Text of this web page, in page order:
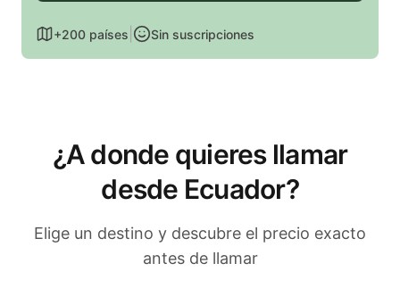
+200 países Sin suscripciones
¿A donde quieres llamar
desde Ecuador?
Elige un destino y descubre el precio exacto
antes de llamar